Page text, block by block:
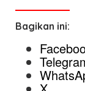
Bagikan ini: